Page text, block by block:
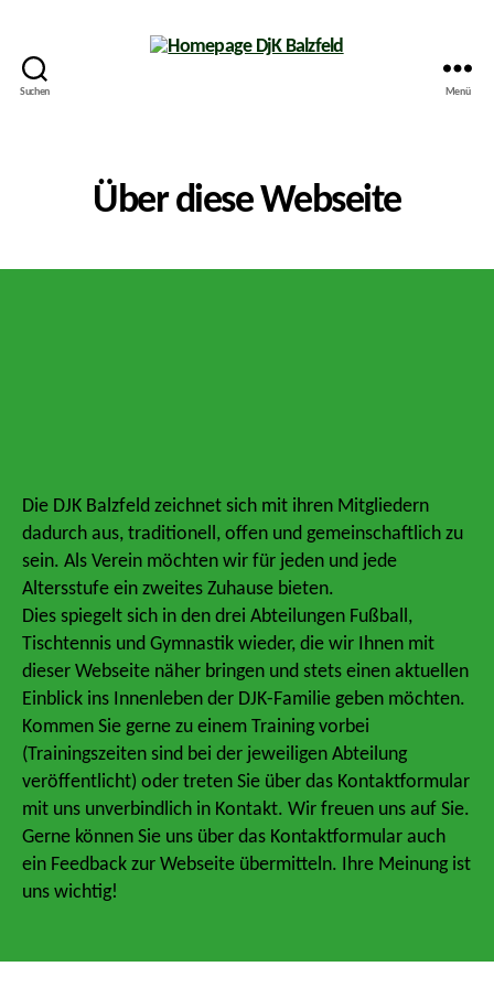
Suchen Menü
Über diese Webseite
Die DJK Balzfeld zeichnet sich mit ihren Mitgliedern
dadurch aus, traditionell, offen und gemeinschaftlich zu
sein. Als Verein möchten wir für jeden und jede
Altersstufe ein zweites Zuhause bieten.
Dies spiegelt sich in den drei Abteilungen Fußball,
Tischtennis und Gymnastik wieder, die wir Ihnen mit
dieser Webseite näher bringen und stets einen aktuellen
Einblick ins Innenleben der DJK-Familie geben möchten.
Kommen Sie gerne zu einem Training vorbei
(Trainingszeiten sind bei der jeweiligen Abteilung
veröffentlicht) oder treten Sie über das Kontaktformular
mit uns unverbindlich in Kontakt. Wir freuen uns auf Sie.
Gerne können Sie uns über das Kontaktformular auch
ein Feedback zur Webseite übermitteln. Ihre Meinung ist
uns wichtig!